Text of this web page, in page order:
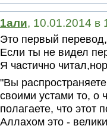
1али, 10.01.2014 в
Это первый
Если ты не видел
Я частично
"Вы
своими устами то, о
полагаете, что этот
Аллахом это -